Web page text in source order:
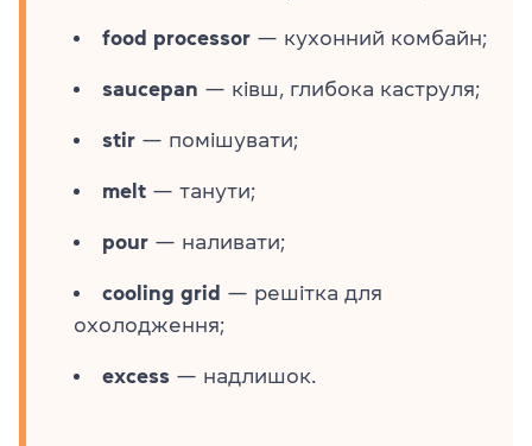
food processor — кухонний комбайн;
saucepan — ківш, глибока каструля;
stir — помішувати;
melt — танути;
pour — наливати;
cooling grid — решітка для
охолодження;
excess — надлишок.